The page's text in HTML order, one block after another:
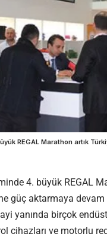
REGAL Marathon artık
4. büyük REGAL
güç aktarmaya
yanında birçok
cihazları ve motorlu